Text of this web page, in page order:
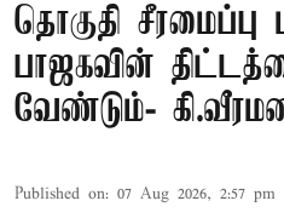
தொகுதி சீரமைப்பு
பாஜகவின்
வேண்டும்-
Published on: 07 Aug 2026, 2:57 pm